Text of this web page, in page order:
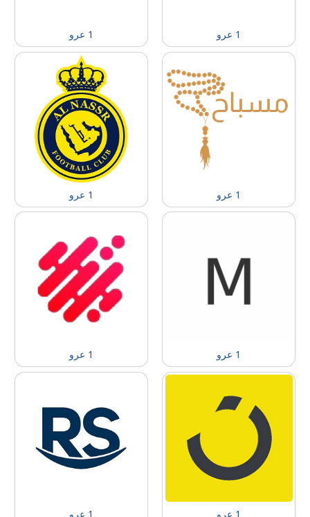
1 عرو 1 عرو
1 عرو 1 عرو
1 عرو 1 عرو
1 عرو 1 عرو